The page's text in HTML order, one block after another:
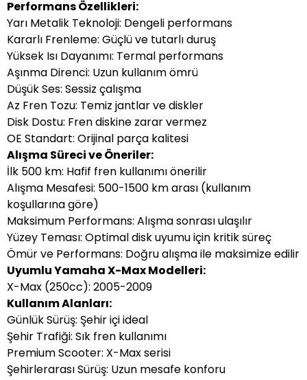
Performans Özellikleri:
Yarı Metalik Teknoloji: Dengeli performans
Kararlı Frenleme: Güçlü ve tutarlı duruş
Yüksek Isı Dayanımı: Termal performans
Aşınma Direnci: Uzun kullanım ömrü
Düşük Ses: Sessiz çalışma
Az Fren Tozu: Temiz jantlar ve diskler
Disk Dostu: Fren diskine zarar vermez
OE Standart: Orijinal parça kalitesi
Alışma Süreci ve Öneriler:
İlk 500 km: Hafif fren kullanımı önerilir
Alışma Mesafesi: 500-1500 km arası (kullanım
koşullarına göre)
Maksimum Performans: Alışma sonrası ulaşılır
Yüzey Teması: Optimal disk uyumu için kritik süreç
Ömür ve Performans: Doğru alışma ile maksimize edilir
Uyumlu Yamaha X-Max Modelleri:
X-Max (250cc): 2005-2009
Kullanım Alanları:
Günlük Sürüş: Şehir içi ideal
Şehir Trafiği: Sık fren kullanımı
Premium Scooter: X-Max serisi
Şehirlerarası Sürüş: Uzun mesafe konforu